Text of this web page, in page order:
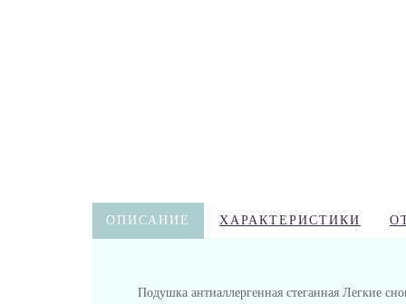
ОПИСАНИЕ ХАРАКТЕРИСТИКИ
Подушка антиаллергенная стеганная Легкие